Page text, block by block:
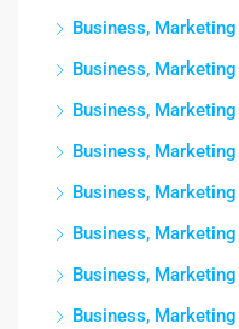
Business, Marketing
Business, Marketing
Business, Marketing
Business, Marketing
Business, Marketing
Business, Marketing
Business, Marketing
Business, Marketing